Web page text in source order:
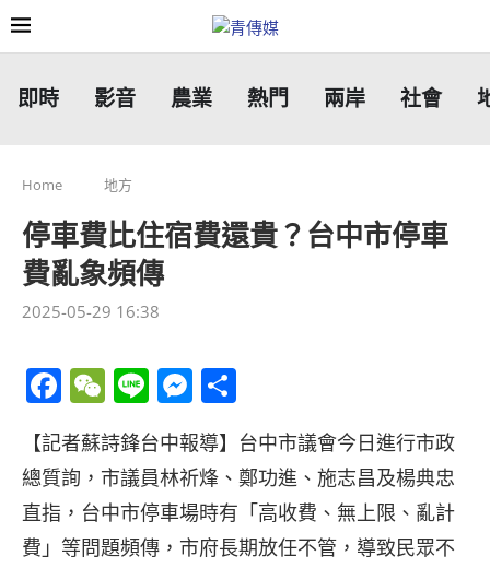
即時 影音 農業 熱門 兩岸 社會
Home 地方
停車費比住宿費還貴？台中市停車
費亂象頻傳
2025-05-29 16:38
Facebook
WeChat
LineMessenger
享
【記者蘇詩鋒台中報導】台中市議會今日進行市政
總質詢，市議員林祈烽、鄭功進、施志昌及楊典忠
直指，台中市停車場時有「高收費、無上限、亂計
費」等問題頻傳，市府長期放任不管，導致民眾不